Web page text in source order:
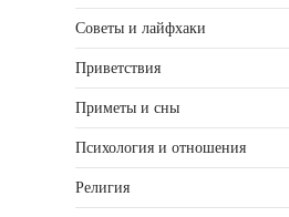
Советы и лайфхаки
Приветствия
Приметы и сны
Психология и отношения
Религия